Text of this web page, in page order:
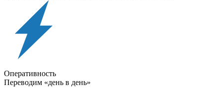
Оперативность
Переводим «день в день»